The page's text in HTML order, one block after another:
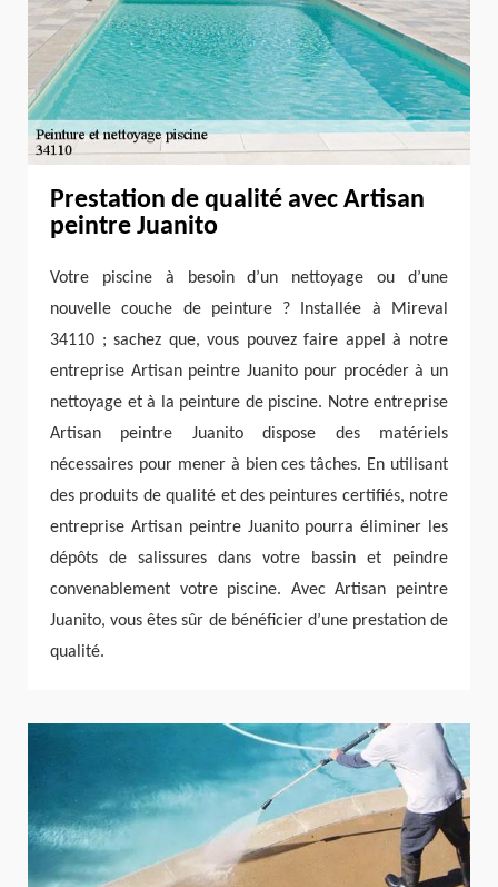
Prestation de qualité avec Artisan
peintre Juanito
Votre piscine à besoin d’un nettoyage ou d’une
nouvelle couche de peinture ? Installée à Mireval
34110 ; sachez que, vous pouvez faire appel à notre
entreprise Artisan peintre Juanito pour procéder à un
nettoyage et à la peinture de piscine. Notre entreprise
Artisan peintre Juanito dispose des matériels
nécessaires pour mener à bien ces tâches. En utilisant
des produits de qualité et des peintures certifiés, notre
entreprise Artisan peintre Juanito pourra éliminer les
dépôts de salissures dans votre bassin et peindre
convenablement votre piscine. Avec Artisan peintre
Juanito, vous êtes sûr de bénéficier d’une prestation de
qualité.